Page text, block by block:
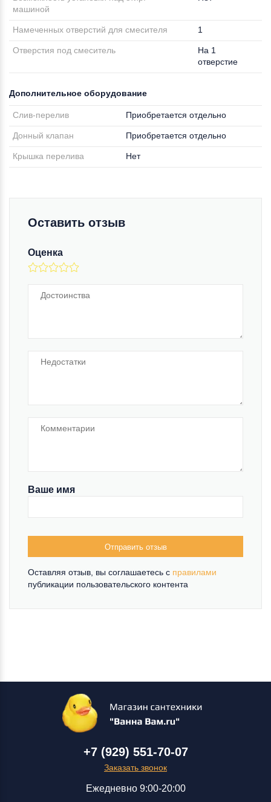
машиной
Намеченных отверстий для смесителя 1
Отверстия под смеситель
На 1
отверстие
Дополнительное оборудование
Слив-перелив Приобретается отдельно
Донный клапан Приобретается отдельно
Крышка перелива Нет
Оставить отзыв
Оценка
Ваше имя
Отправить отзыв
Оставляя отзыв, вы соглашаетесь c правилами
публикации пользовательского контента
+7 (929) 551-70-07
Заказать звонок
Ежедневно 9:00-20:00